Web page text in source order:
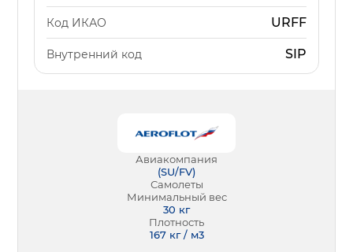
Код ИКАО URFF
Внутренний код SIP
Авиакомпания
(SU/FV)
Самолеты
Минимальный вес
30 кг
Плотность
167 кг / м3